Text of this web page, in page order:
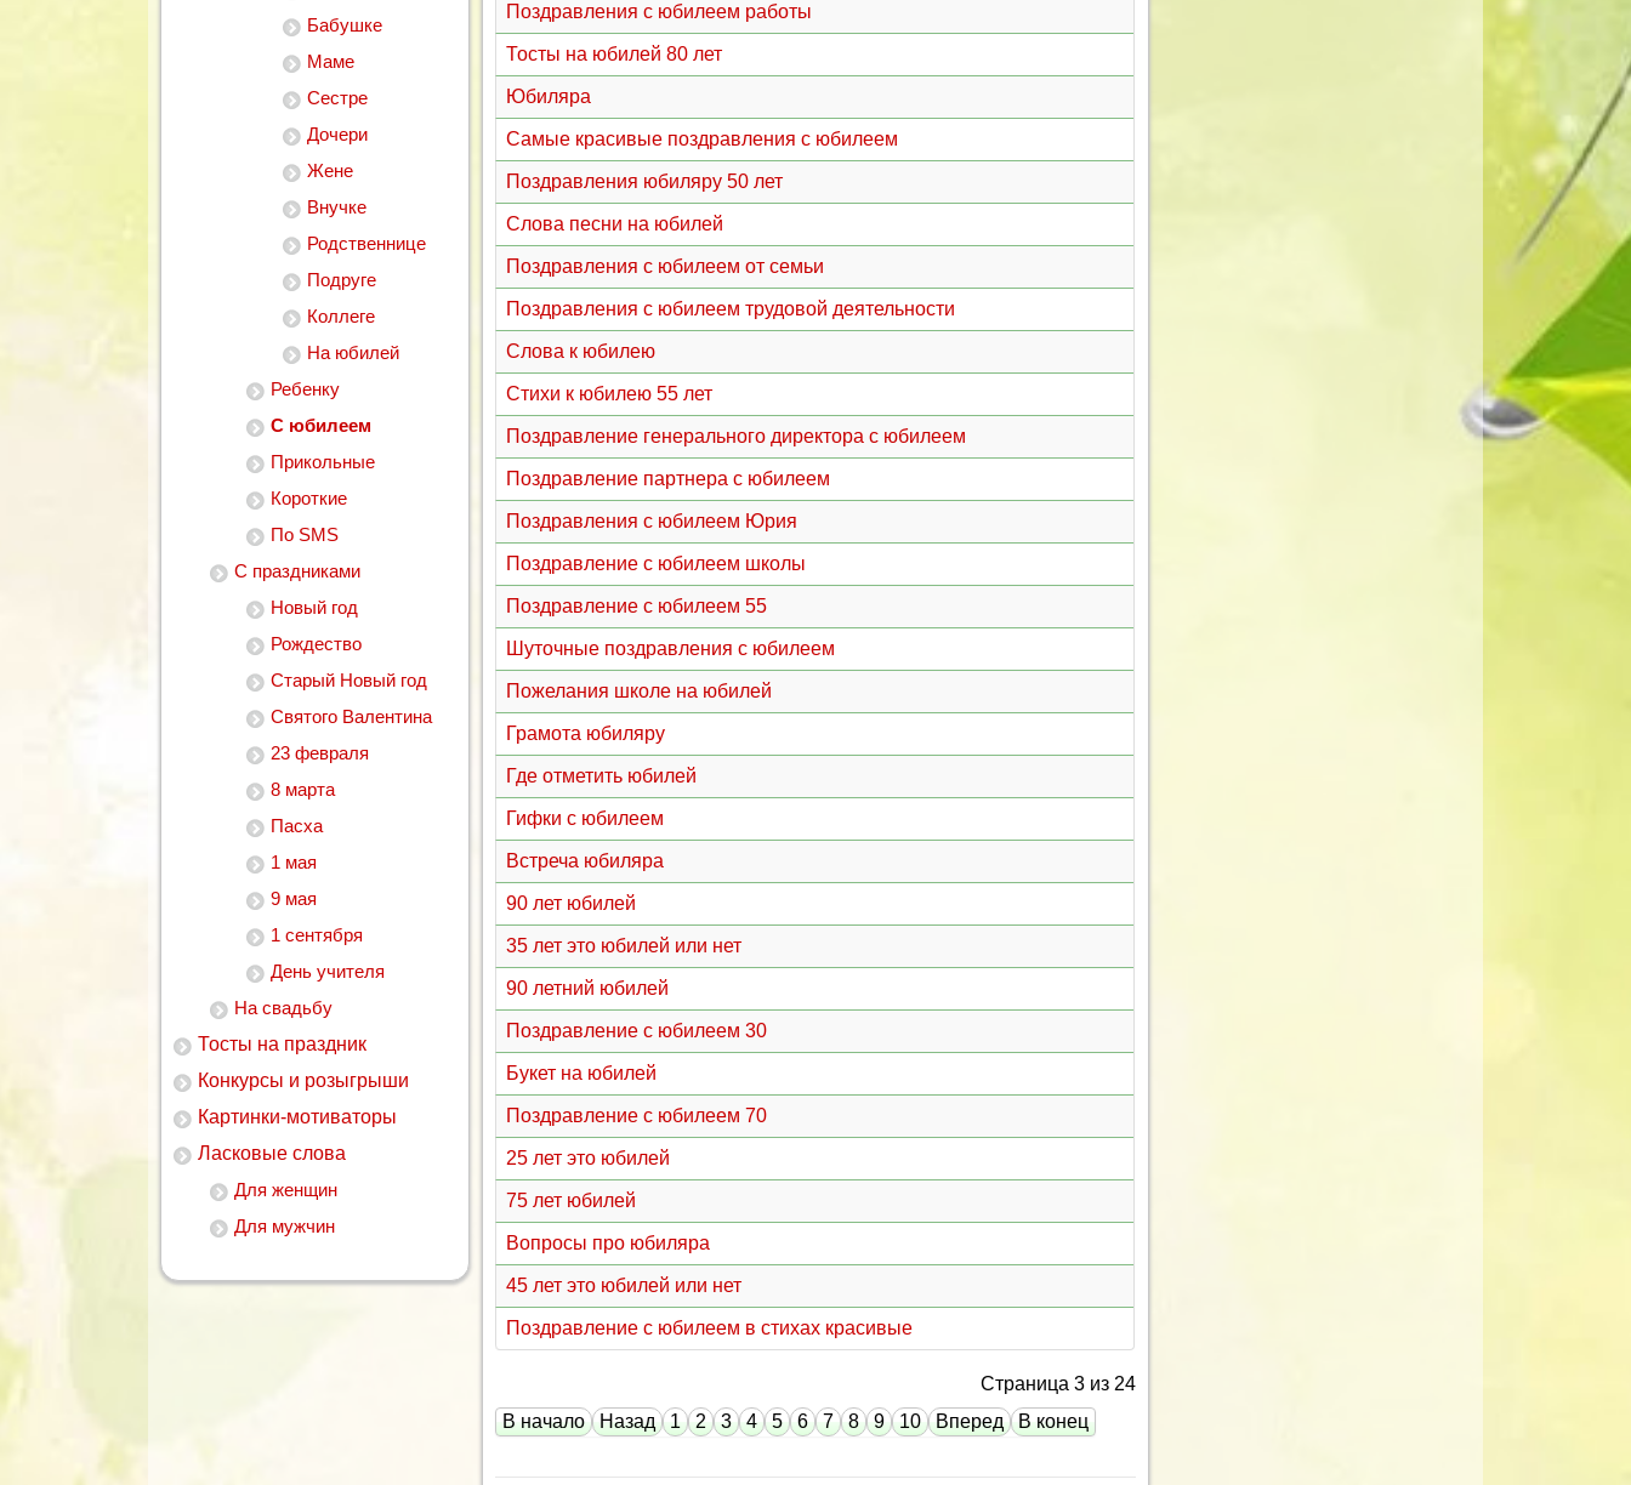
Бабушке
Маме
Сестре
Дочери
Жене
Внучке
Родственнице
Подруге
Коллеге
На юбилей
Ребенку
С юбилеем
Прикольные
Короткие
По SMS
С праздниками
Новый год
Рождество
Старый Новый год
Святого Валентина
23 февраля
8 марта
Пасха
1 мая
9 мая
1 сентября
День учителя
На свадьбу
Тосты на праздник
Конкурсы и розыгрыши
Картинки-мотиваторы
Ласковые слова
Для женщин
Для мужчин
Поздравления с юбилеем работы
Тосты на юбилей 80 лет
Юбиляра
Самые красивые поздравления с юбилеем
Поздравления юбиляру 50 лет
Слова песни на юбилей
Поздравления с юбилеем от семьи
Поздравления с юбилеем трудовой деятельности
Слова к юбилею
Стихи к юбилею 55 лет
Поздравление генерального директора с юбилеем
Поздравление партнера с юбилеем
Поздравления с юбилеем Юрия
Поздравление с юбилеем школы
Поздравление с юбилеем 55
Шуточные поздравления с юбилеем
Пожелания школе на юбилей
Грамота юбиляру
Где отметить юбилей
Гифки с юбилеем
Встреча юбиляра
90 лет юбилей
35 лет это юбилей или нет
90 летний юбилей
Поздравление с юбилеем 30
Букет на юбилей
Поздравление с юбилеем 70
25 лет это юбилей
75 лет юбилей
Вопросы про юбиляра
45 лет это юбилей или нет
Поздравление с юбилеем в стихах красивые
Страница 3 из 24
В начало
Назад 1 2 3 4 5 6 7 8 9 10 Вперед В конец